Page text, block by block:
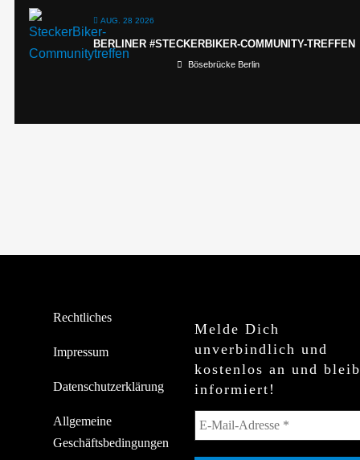
AUG. 28 2026
BERLINER #STECKERBIKER-COMMUNITY-TREFFEN
Bösebrücke Berlin
Rechtliches
Impressum
Datenschutzerklärung
Allgemeine
Geschäftsbedingungen
Melde Dich
unverbindlich und
kostenlos an und
informiert!